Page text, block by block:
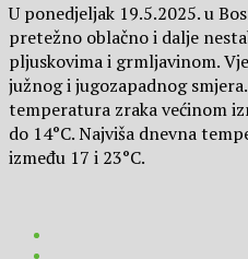
U ponedjeljak 19.5.2025. u
pretežno oblačno i dalje
pljuskovima i grmljavinom.
južnog i jugozapadnog
temperatura zraka većinom
do 14°C. Najviša dnevna
između 17 i 23°C.